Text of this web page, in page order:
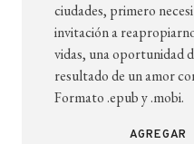
ciudades, primero
invitación a
vidas, una oportunidad
resultado de un amor
Formato .epub y .mobi.